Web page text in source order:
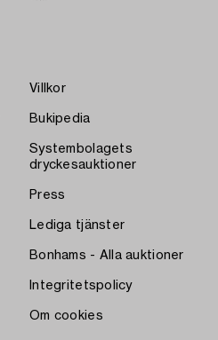
Villkor
Bukipedia
Systembolagets
dryckesauktioner
Press
Lediga tjänster
Bonhams - Alla auktioner
Integritetspolicy
Om cookies